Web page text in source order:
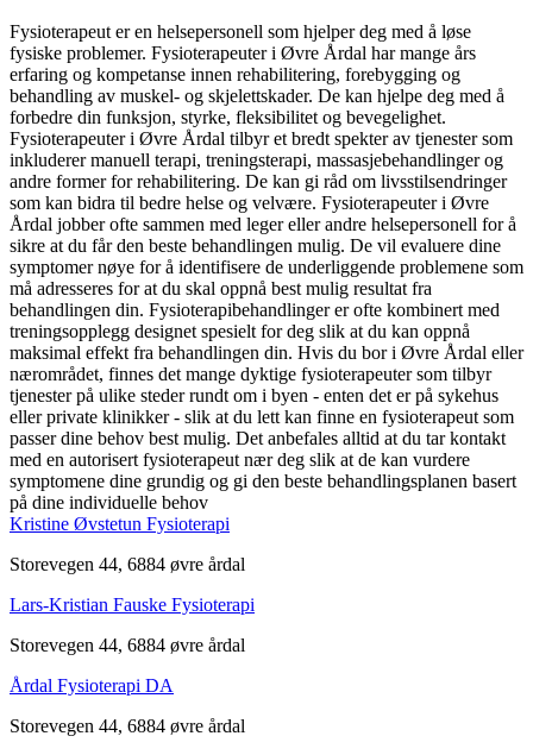
Fysioterapeut er en helsepersonell som hjelper deg med å løse
fysiske problemer. Fysioterapeuter i Øvre Årdal har mange års
erfaring og kompetanse innen rehabilitering, forebygging og
behandling av muskel- og skjelettskader. De kan hjelpe deg med å
forbedre din funksjon, styrke, fleksibilitet og bevegelighet.
Fysioterapeuter i Øvre Årdal tilbyr et bredt spekter av tjenester som
inkluderer manuell terapi, treningsterapi, massasjebehandlinger og
andre former for rehabilitering. De kan gi råd om livsstilsendringer
som kan bidra til bedre helse og velvære. Fysioterapeuter i Øvre
Årdal jobber ofte sammen med leger eller andre helsepersonell for å
sikre at du får den beste behandlingen mulig. De vil evaluere dine
symptomer nøye for å identifisere de underliggende problemene som
må adresseres for at du skal oppnå best mulig resultat fra
behandlingen din. Fysioterapibehandlinger er ofte kombinert med
treningsopplegg designet spesielt for deg slik at du kan oppnå
maksimal effekt fra behandlingen din. Hvis du bor i Øvre Årdal eller
nærområdet, finnes det mange dyktige fysioterapeuter som tilbyr
tjenester på ulike steder rundt om i byen - enten det er på sykehus
eller private klinikker - slik at du lett kan finne en fysioterapeut som
passer dine behov best mulig. Det anbefales alltid at du tar kontakt
med en autorisert fysioterapeut nær deg slik at de kan vurdere
symptomene dine grundig og gi den beste behandlingsplanen basert
på dine individuelle behov
Kristine Øvstetun Fysioterapi
Storevegen 44, 6884 øvre årdal
Lars-Kristian Fauske Fysioterapi
Storevegen 44, 6884 øvre årdal
Årdal Fysioterapi DA
Storevegen 44, 6884 øvre årdal